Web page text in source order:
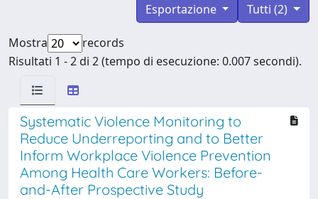
Tutti (2)
Esportazione
Mostra
records
Risultati 1 - 2 di 2 (tempo di esecuzione: 0.007 secondi).
Systematic Violence Monitoring to
Reduce Underreporting and to Better
Inform Workplace Violence Prevention
Among Health Care Workers: Before-
and-After Prospective Study